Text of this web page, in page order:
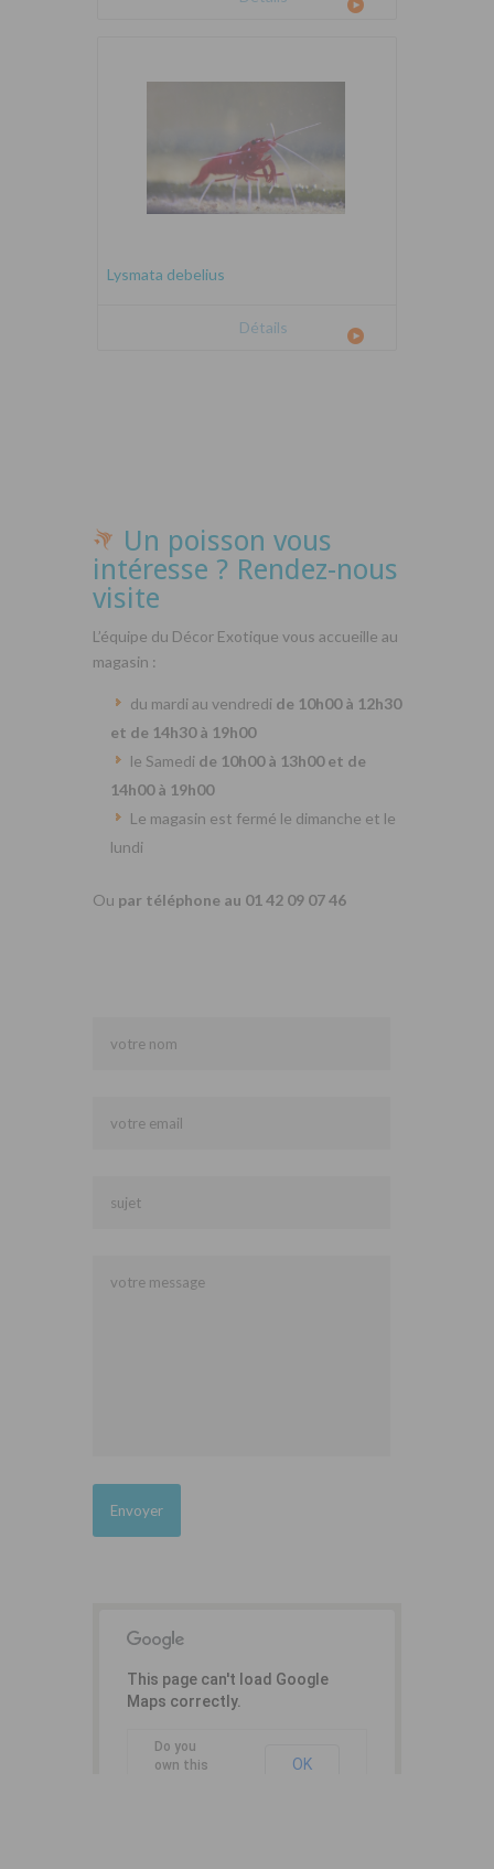
Lysmata debelius
Détails
Un poisson vous
intéresse ? Rendez-nous
visite
L’équipe du Décor Exotique vous accueille au
magasin :
du mardi au vendredi de 10h00 à 12h30
et de 14h30 à 19h00
le Samedi de 10h00 à 13h00 et de
14h00 à 19h00
Le magasin est fermé le dimanche et le
lundi
Ou par téléphone au 01 42 09 07 46
This page can't load Google
Maps correctly.
Do you
own this
OK